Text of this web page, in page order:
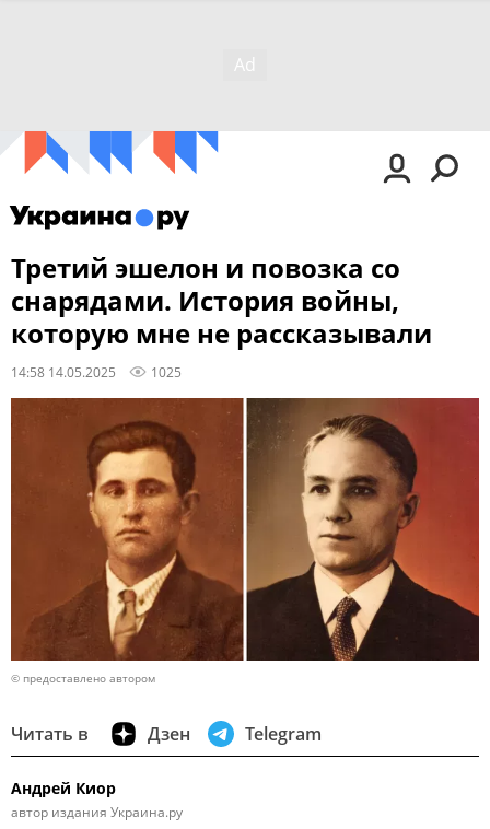
Третий эшелон и повозка со
снарядами. История войны,
которую мне не рассказывали
14:58 14.05.2025 1025
© предоставлено автором
Читать в Дзен Telegram
Андрей Киор
автор издания Украина.ру